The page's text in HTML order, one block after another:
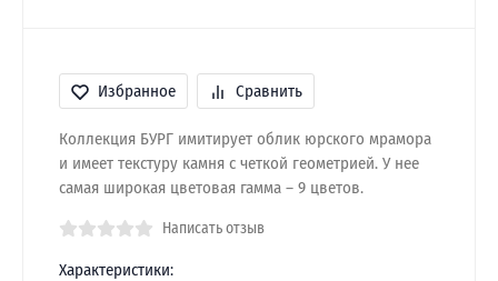
Избранное Сравнить
Коллекция БУРГ имитирует облик юрского мрамора
и имеет текстуру камня с четкой геометрией. У нее
самая широкая цветовая гамма – 9 цветов.
Написать отзыв
Характеристики: